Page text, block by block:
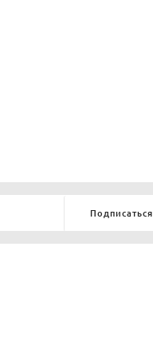
Подписаться